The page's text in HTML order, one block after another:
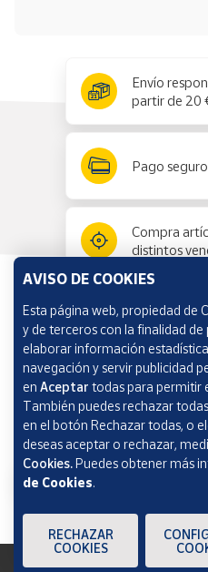
Envío
partir de 20
Pago seguro
Compra
distintos
Información y ayuda
Correos Market
AVISO DE COOKIES
Esta página web, propiedad de
y de terceros con la finalidad
elaborar información
navegación y servir publicidad
en Aceptar todas para permitir
También puedes rechazar
en el botón Rechazar todas, o
deseas aceptar o rechazar,
Cookies.Puedes obtener más
de Cookies.
RECHAZAR
COOKIES